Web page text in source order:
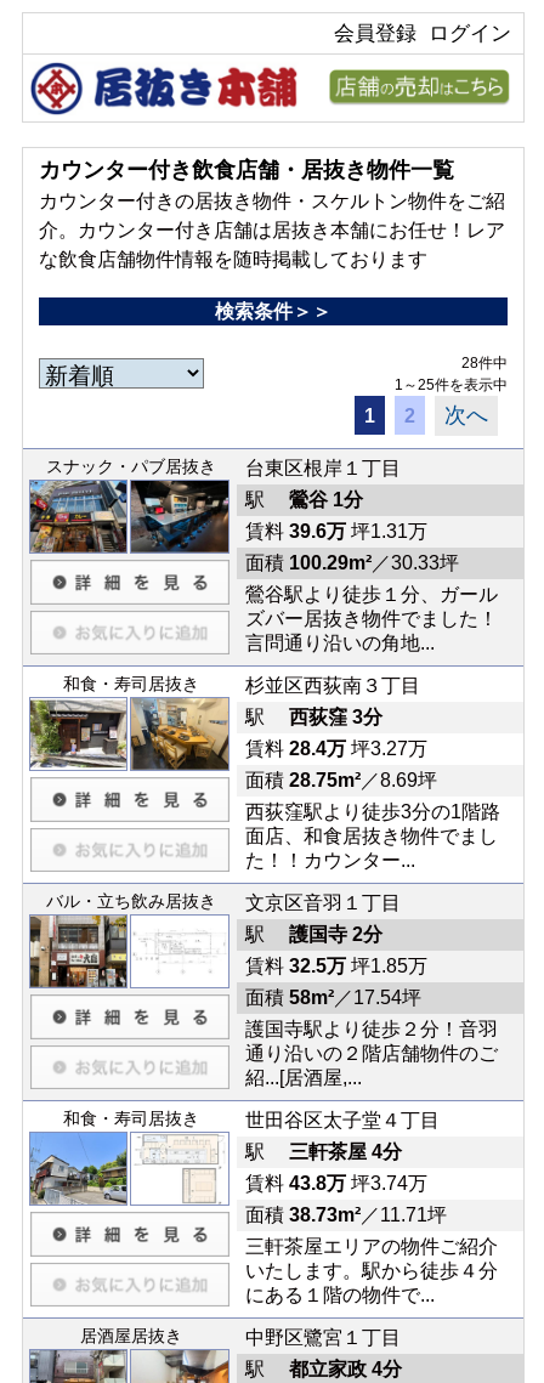
ログイン
会員登録
カウンター付き飲食店舗・居抜き物件一覧
カウンター付きの居抜き物件・スケルトン物件をご紹
介。カウンター付き店舗は居抜き本舗にお任せ！レア
な飲食店舗物件情報を随時掲載しております
検索条件＞＞
28件中
1～25件を表示中
1 2 次へ
スナック・パブ居抜き
台東区根岸１丁目
駅 鶯谷 1分
賃料 39.6万坪1.31万
面積 100.29m²／30.33坪
鶯谷駅より徒歩１分、ガール
ズバー居抜き物件でました！
言問通り沿いの角地...
和食・寿司居抜き
杉並区西荻南３丁目
駅 西荻窪 3分
賃料 28.4万坪3.27万
面積 28.75m²／8.69坪
西荻窪駅より徒歩3分の1階路
面店、和食居抜き物件でまし
た！！カウンター...
バル・立ち飲み居抜き
文京区音羽１丁目
駅 護国寺 2分
賃料 32.5万坪1.85万
面積 58m²／17.54坪
護国寺駅より徒歩２分！音羽
通り沿いの２階店舗物件のご
紹...[居酒屋,...
和食・寿司居抜き
世田谷区太子堂４丁目
駅 三軒茶屋 4分
賃料 43.8万坪3.74万
面積 38.73m²／11.71坪
三軒茶屋エリアの物件ご紹介
いたします。駅から徒歩４分
にある１階の物件で...
居酒屋居抜き
中野区鷺宮１丁目
駅 都立家政 4分